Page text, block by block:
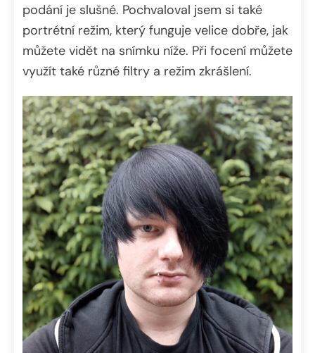
podání je slušné. Pochvaloval jsem si také
portrétní režim, který funguje velice dobře, jak
můžete vidět na snímku níže. Při focení můžete
využít také různé filtry a režim zkrášlení.